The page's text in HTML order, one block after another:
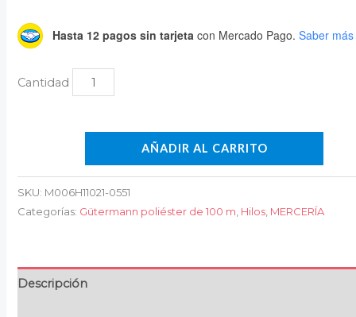
Hasta 12 pagos sin tarjeta con Mercado Pago. Saber más
AÑADIR AL CARRITO
SKU: M006H11021-0551
Categorías: Gütermann poliéster de 100 m Hilos MERCERÍA
Descripción